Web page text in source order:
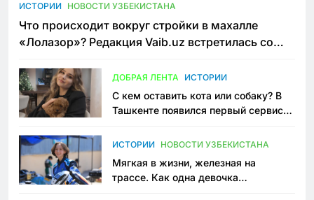
ИСТОРИИ НОВОСТИ УЗБЕКИСТАНА
Что происходит вокруг стройки в махалле
«Лолазор»? Редакция Vaib.uz встретилась со
ДОБРАЯ ЛЕНТА ИСТОРИИ
С кем оставить кота или собаку? В
Ташкенте появился первый сервис
ИСТОРИИ НОВОСТИ УЗБЕКИСТАНА
Мягкая в жизни, железная на
трассе. Как одна девочка